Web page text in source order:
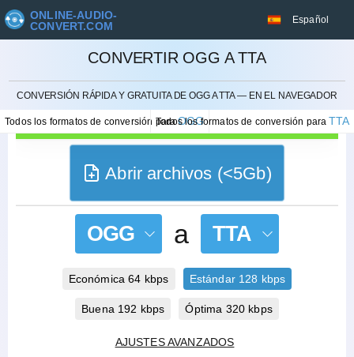
ONLINE-AUDIO-
CONVERT.COM
Español
CONVERTIR OGG A TTA
CONVERSIÓN RÁPIDA Y GRATUITA DE OGG A TTA — EN EL NAVEGADOR
Todos los formatos de conversión paraOGG
Todos los formatos de conversión paraTTA
CANCELAR
Abrir archivos (<5Gb)
OGG a TTA
Económica 64 kbps Estándar 128 kbps
Buena 192 kbps Óptima 320 kbps
AJUSTES AVANZADOS